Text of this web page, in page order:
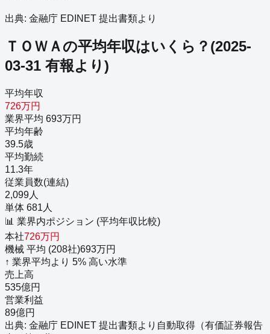
出典: 金融庁 EDINET 提出書類より
ＴＯＷＡの平均年収はいくら？ (2025-
03-31 有報より)
平均年収
726万円
業界平均 693万円
平均年齢
39.5歳
平均勤続
11.3年
従業員数(連結)
2,099人
単体 681人
📊 業界内ポジション (平均年収比較)
本社726万円
機械 平均 (208社)693万円
↑ 業界平均より 5% 高い水準
売上高
535億円
営業利益
89億円
出典: 金融庁 EDINET 提出書類より自動取得（有価証券報告